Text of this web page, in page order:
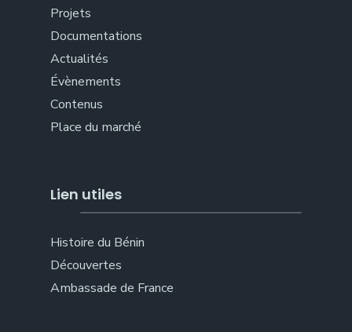
Projets
Documentations
Actualités
Évènements
Contenus
Place du marché
Lien utiles
Histoire du Bénin
Découvertes
Ambassade de France